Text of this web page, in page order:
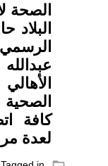
الصحة
البلاد
كافة
لعدة